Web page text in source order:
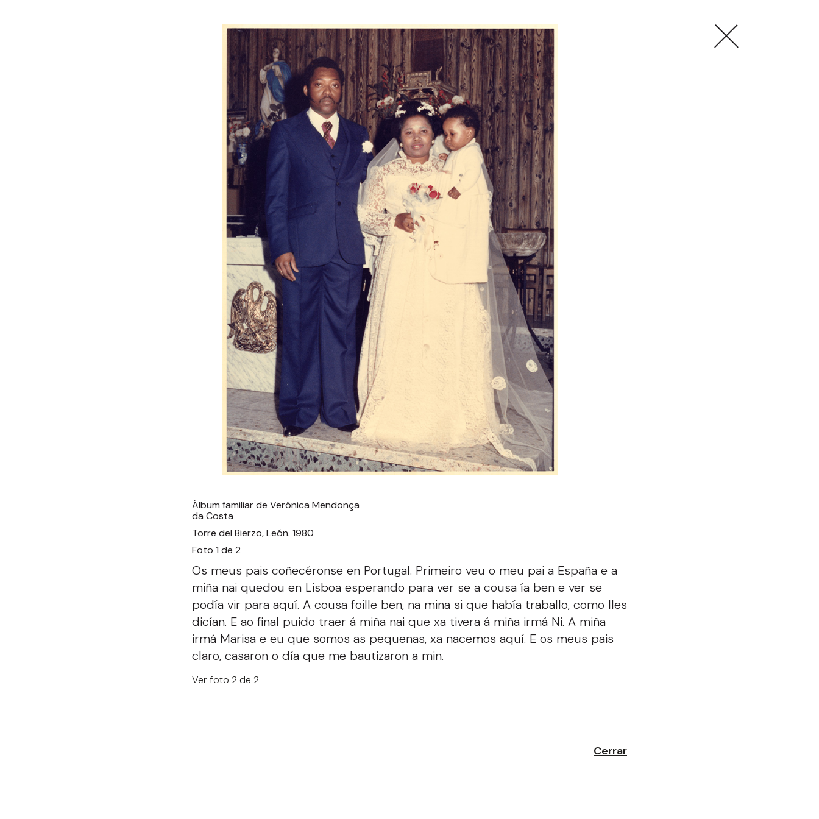
Álbum familiar de Verónica Mendonça
da Costa
Torre del Bierzo, León. 1980
Foto 1 de 2
Os meus pais coñecéronse en Portugal. Primeiro veu o meu pai a España e a
miña nai quedou en Lisboa esperando para ver se a cousa ía ben e ver se
podía vir para aquí. A cousa foille ben, na mina si que había traballo, como lles
dicían. E ao final puido traer á miña nai que xa tivera á miña irmá Ni. A miña
irmá Marisa e eu que somos as pequenas, xa nacemos aquí. E os meus pais
claro, casaron o día que me bautizaron a min.
Ver foto 2 de 2
Cerrar